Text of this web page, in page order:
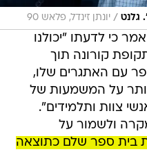
גלנט / יונתן זינדל, פלאש 90
כי לדעתו "יכולנו
קורונה תוך
עם האתגרים שלו,
על המשמעות של
צוות ותלמידים".
ולשמור על
בית ספר שלם כתוצאה